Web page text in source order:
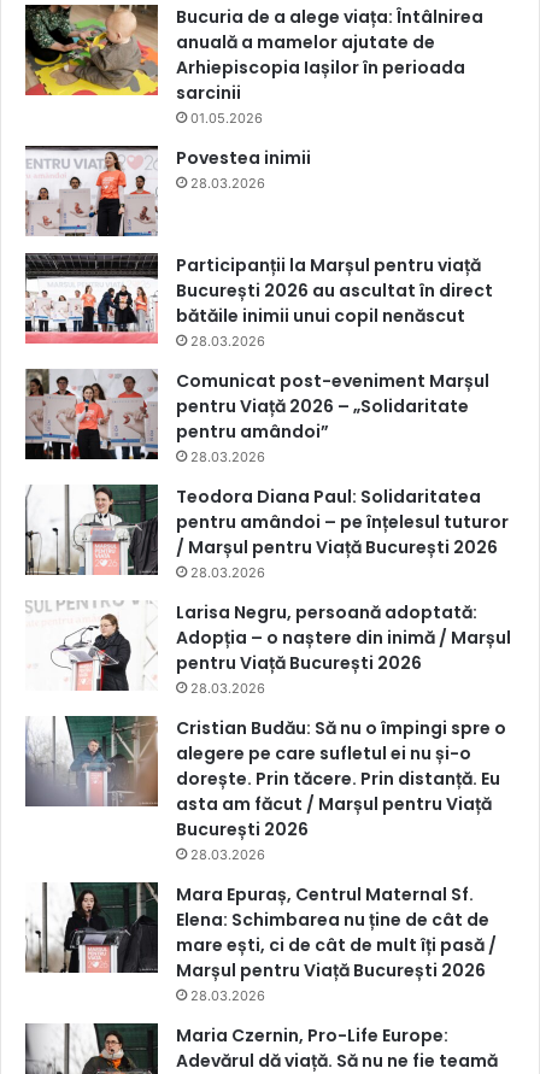
Bucuria de a alege viața: Întâlnirea
anuală a mamelor ajutate de
Arhiepiscopia Iașilor în perioada
sarcinii
01.05.2026
Povestea inimii
28.03.2026
Participanții la Marșul pentru viață
București 2026 au ascultat în direct
bătăile inimii unui copil nenăscut
28.03.2026
Comunicat post-eveniment Marșul
pentru Viață 2026 – „Solidaritate
pentru amândoi”
28.03.2026
Teodora Diana Paul: Solidaritatea
pentru amândoi – pe înțelesul tuturor
/ Marșul pentru Viață București 2026
28.03.2026
Larisa Negru, persoană adoptată:
Adopția – o naștere din inimă / Marșul
pentru Viață București 2026
28.03.2026
Cristian Budău: Să nu o împingi spre o
alegere pe care sufletul ei nu și-o
dorește. Prin tăcere. Prin distanță. Eu
asta am făcut / Marșul pentru Viață
București 2026
28.03.2026
Mara Epuraș, Centrul Maternal Sf.
Elena: Schimbarea nu ține de cât de
mare ești, ci de cât de mult îți pasă /
Marșul pentru Viață București 2026
28.03.2026
Maria Czernin, Pro-Life Europe:
Adevărul dă viață. Să nu ne fie teamă